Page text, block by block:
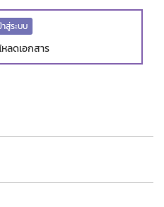
าสู่ระบบ
หลดเอกสาร